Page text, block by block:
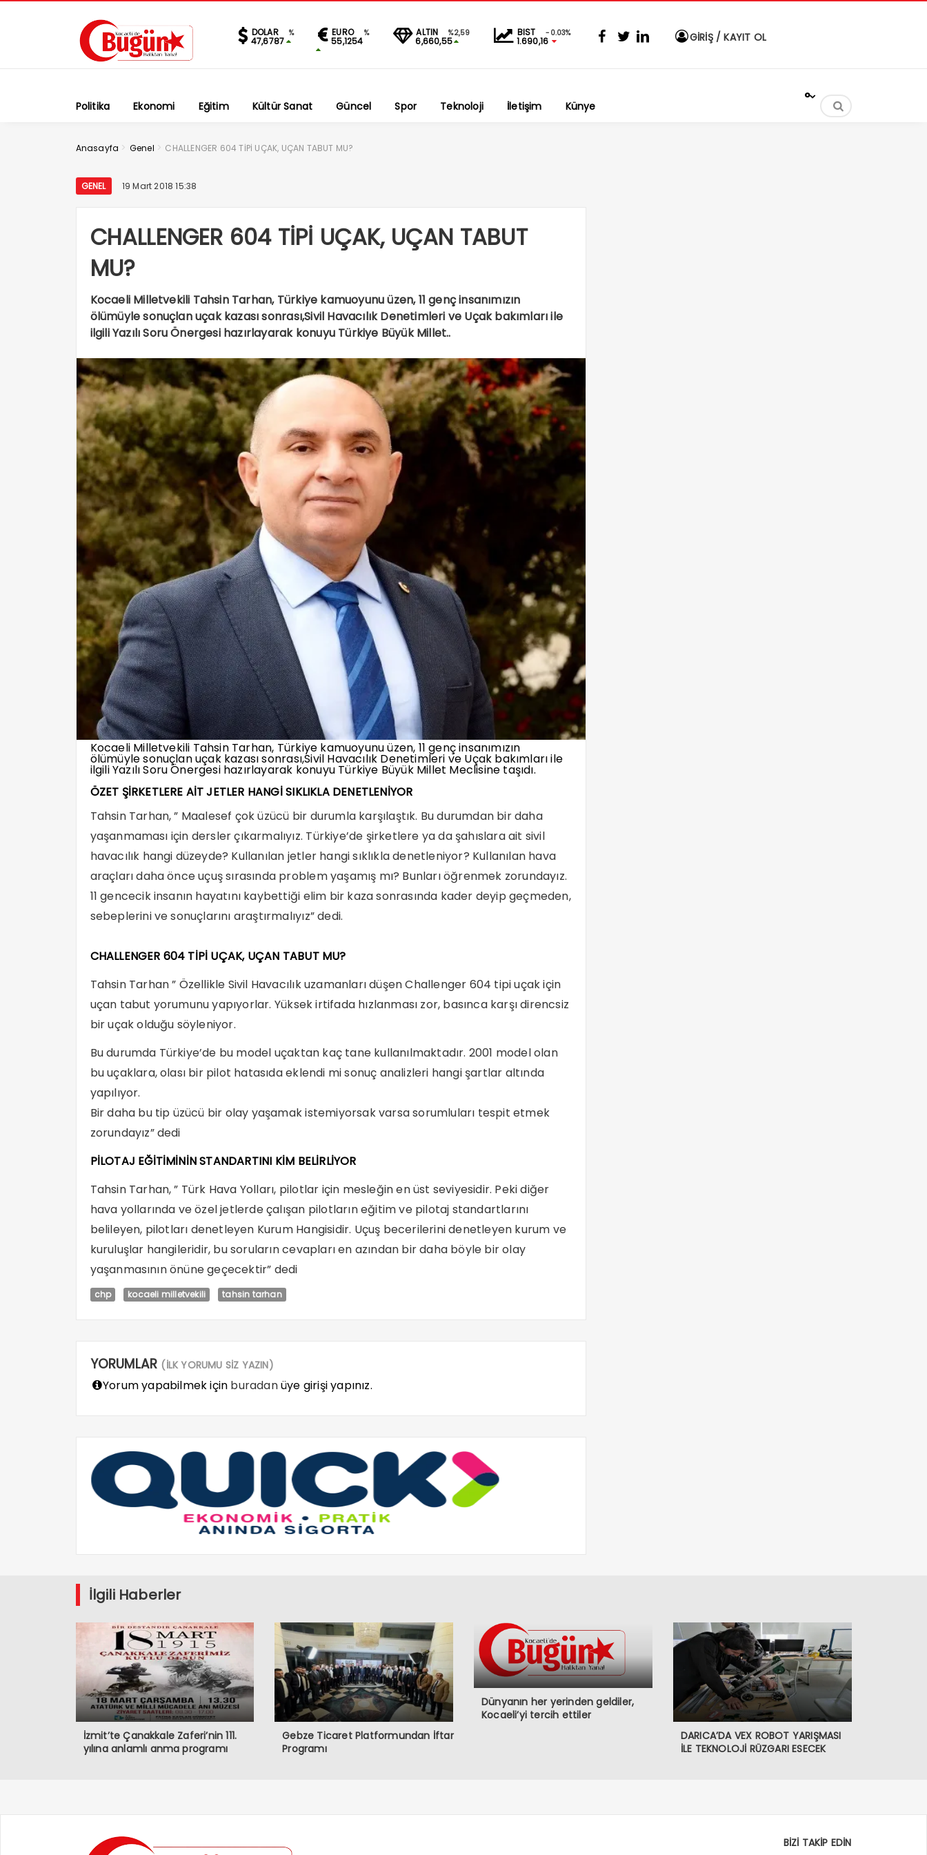
DOLAR %
47,6787
EURO %
55,1254
ALTIN %2,59
6,660,55
BIST -0.03%
1.690,16 GİRİŞ / KAYIT OL
Politika Ekonomi Eğitim Kültür Sanat Güncel Spor Teknoloji İletişim Künye
°
Anasayfa > Genel > CHALLENGER 604 TİPİ UÇAK, UÇAN TABUT MU?
GENEL 19 Mart 2018 15:38
CHALLENGER 604 TİPİ UÇAK, UÇAN TABUT
MU?
Kocaeli Milletvekili Tahsin Tarhan, Türkiye kamuoyunu üzen, 11 genç insanımızın
ölümüyle sonuçlan uçak kazası sonrası,Sivil Havacılık Denetimleri ve Uçak bakımları ile
ilgili Yazılı Soru Önergesi hazırlayarak konuyu Türkiye Büyük Millet..
Kocaeli Milletvekili Tahsin Tarhan, Türkiye kamuoyunu üzen, 11 genç insanımızın
ölümüyle sonuçlan uçak kazası sonrası,Sivil Havacılık Denetimleri ve Uçak bakımları ile
ilgili Yazılı Soru Önergesi hazırlayarak konuyu Türkiye Büyük Millet Meclisine taşıdı.
ÖZET ŞİRKETLERE AİT JETLER HANGİ SIKLIKLA DENETLENİYOR
Tahsin Tarhan, ” Maalesef çok üzücü bir durumla karşılaştık. Bu durumdan bir daha
yaşanmaması için dersler çıkarmalıyız. Türkiye’de şirketlere ya da şahıslara ait sivil
havacılık hangi düzeyde? Kullanılan jetler hangi sıklıkla denetleniyor? Kullanılan hava
araçları daha önce uçuş sırasında problem yaşamış mı? Bunları öğrenmek zorundayız.
11 gencecik insanın hayatını kaybettiği elim bir kaza sonrasında kader deyip geçmeden,
sebeplerini ve sonuçlarını araştırmalıyız” dedi.
CHALLENGER 604 TİPİ UÇAK, UÇAN TABUT MU?
Tahsin Tarhan ” Özellikle Sivil Havacılık uzamanları düşen Challenger 604 tipi uçak için
uçan tabut yorumunu yapıyorlar. Yüksek irtifada hızlanması zor, basınca karşı direncsiz
bir uçak olduğu söyleniyor.
Bu durumda Türkiye’de bu model uçaktan kaç tane kullanılmaktadır. 2001 model olan
bu uçaklara, olası bir pilot hatasıda eklendi mi sonuç analizleri hangi şartlar altında
yapılıyor.
Bir daha bu tip üzücü bir olay yaşamak istemiyorsak varsa sorumluları tespit etmek
zorundayız” dedi
PİLOTAJ EĞİTİMİNİN STANDARTINI KİM BELİRLİYOR
Tahsin Tarhan, ” Türk Hava Yolları, pilotlar için mesleğin en üst seviyesidir. Peki diğer
hava yollarında ve özel jetlerde çalışan pilotların eğitim ve pilotaj standartlarını
belileyen, pilotları denetleyen Kurum Hangisidir. Uçuş becerilerini denetleyen kurum ve
kuruluşlar hangileridir, bu soruların cevapları en azından bir daha böyle bir olay
yaşanmasının önüne geçecektir” dedi
chp kocaeli milletvekili tahsin tarhan
YORUMLAR (İLK YORUMU SİZ YAZIN)
Yorum yapabilmek için buradanüye girişi yapınız.
İlgili Haberler
İzmit’te Çanakkale Zaferi’nin 111.
yılına anlamlı anma programı
Gebze Ticaret Platformundan İftar
Programı
Dünyanın her yerinden geldiler,
Kocaeli’yi tercih ettiler
DARICA’DA VEX ROBOT YARIŞMASI
İLE TEKNOLOJİ RÜZGARI ESECEK
BİZİ TAKİP EDİN